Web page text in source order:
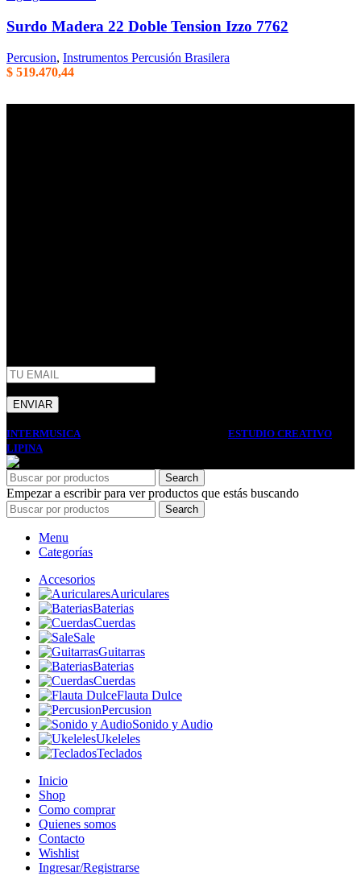
Surdo Madera 22 Doble Tension Izzo 7762
Percusion, Instrumentos Percusión Brasilera
$ 519.470,44
INTERMUSICA
ESTUDIO CREATIVO
LIPINA. PREMIUM E-COMMERCE SOLUTIONS.
Search
Empezar a escribir para ver productos que estás buscando
Search
Menu
Categorías
Accesorios
Auriculares
Baterias
Cuerdas
Sale
Guitarras
Baterias
Cuerdas
Flauta Dulce
Percusion
Sonido y Audio
Ukeleles
Teclados
Inicio
Shop
Como comprar
Quienes somos
Contacto
Wishlist
Ingresar/Registrarse